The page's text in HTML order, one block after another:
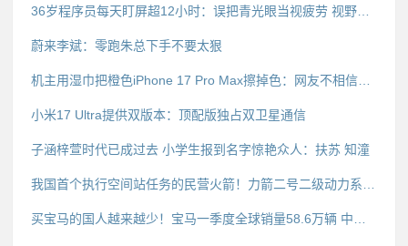
蔚来李斌：零跑朱总下手不要太狠
小米17 Ultra提供双版本：顶配版独占双卫星通信
子涵梓萱时代已成过去 小学生报到名字惊艳众人：扶苏 知潼